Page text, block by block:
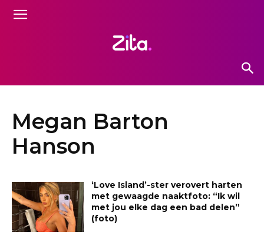
Megan Barton
Hanson
‘Love Island’-ster verovert harten
met gewaagde naaktfoto: “Ik wil
met jou elke dag een bad delen”
(foto)